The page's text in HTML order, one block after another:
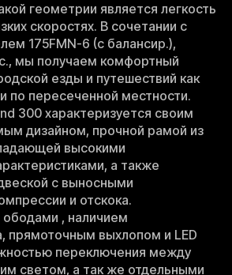
геометрии является легкость
скоростях. В сочетании с
175FMN-6 (с балансир.),
мы получаем комфортный
езды и путешествий как
по пересеченной местности.
300 характеризуется своим
дизайном, прочной рамой из
высокими
а также
с выносными
и отскока.
, наличием
прямоточным выхлопом и LED
переключения между
светом, а так же отдельными